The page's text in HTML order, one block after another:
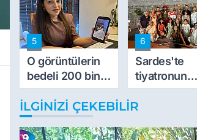
5
O görüntülerin
bedeli 200 bin
TL
6
Sardes'te
tiyatronun
imece ruhu
binlerce yıllık
İLGINIZI ÇEKEBILIR